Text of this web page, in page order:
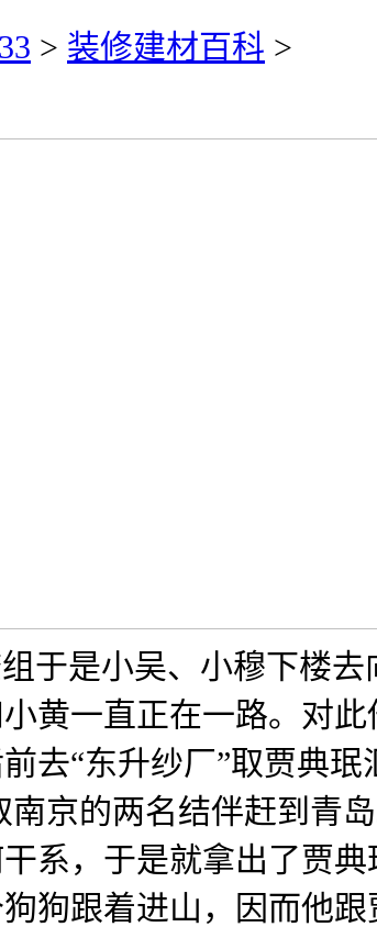
> 装修建材百科 >
于是小吴、小穆下楼
黄一直正在一路。对
去“东升纱厂”取贾典珉
南京的两名结伴赶到青
系，于是就拿出了贾
狗跟着进山，因而他跟